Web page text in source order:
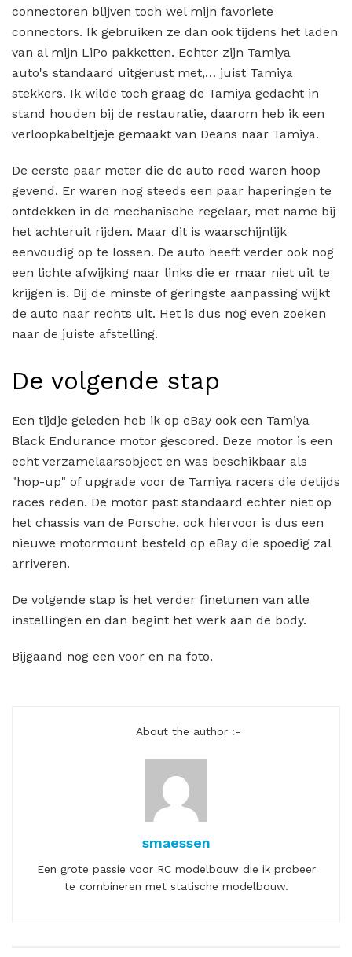
connectoren blijven toch wel mijn favoriete
connectors. Ik gebruiken ze dan ook tijdens het laden
van al mijn LiPo pakketten. Echter zijn Tamiya
auto's standaard uitgerust met,… juist Tamiya
stekkers. Ik wilde toch graag de Tamiya gedacht in
stand houden bij de restauratie, daarom heb ik een
verloopkabeltjeje gemaakt van Deans naar Tamiya.
De eerste paar meter die de auto reed waren hoop
gevend. Er waren nog steeds een paar haperingen te
ontdekken in de mechanische regelaar, met name bij
het achteruit rijden. Maar dit is waarschijnlijk
eenvoudig op te lossen. De auto heeft verder ook nog
een lichte afwijking naar links die er maar niet uit te
krijgen is. Bij de minste of geringste aanpassing wijkt
de auto naar rechts uit. Het is dus nog even zoeken
naar de juiste afstelling.
De volgende stap
Een tijdje geleden heb ik op eBay ook een Tamiya
Black Endurance motor gescored. Deze motor is een
echt verzamelaarsobject en was beschikbaar als
"hop-up" of upgrade voor de Tamiya racers die detijds
races reden. De motor past standaard echter niet op
het chassis van de Porsche, ook hiervoor is dus een
nieuwe motormount besteld op eBay die spoedig zal
arriveren.
De volgende stap is het verder finetunen van alle
instellingen en dan begint het werk aan de body.
Bijgaand nog een voor en na foto.
About the author :-
smaessen
Een grote passie voor RC modelbouw die ik probeer
te combineren met statische modelbouw.